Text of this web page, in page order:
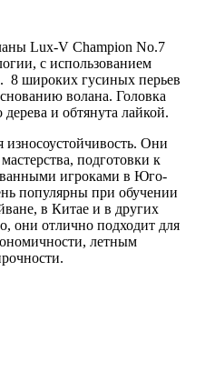
Lux-V Champion No.7
с использованием
8 широких гусиных перьев
волана. Головка
и обтянута лайкой.
Они
подготовки к
игроками в Юго-
популярны при обучении
в Китае и в других
они отлично подходит для
летным